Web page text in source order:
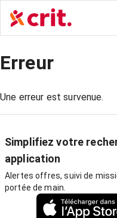
Erreur
Une erreur est survenue.
Simplifiez votre
application
Alertes offres, suivi de
portée de main.